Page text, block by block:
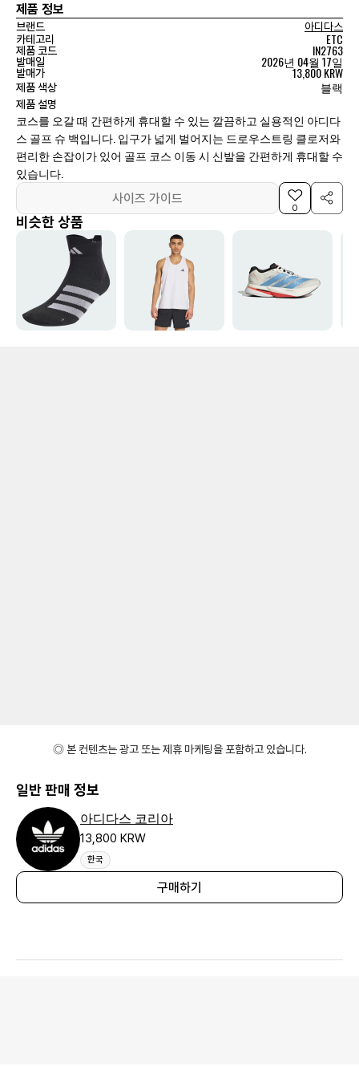
제품 정보
브랜드
아디다스
카테고리
ETC
제품 코드 IN2763
발매일 2026년 04월 17일
발매가 13,800 KRW
제품 색상 블랙
제품 설명
코스를 오갈 때 간편하게 휴대할 수 있는 깔끔하고 실용적인 아디다
스 골프 슈 백입니다. 입구가 넓게 벌어지는 드로우스트링 클로저와
편리한 손잡이가 있어 골프 코스 이동 시 신발을 간편하게 휴대할 수
있습니다.
사이즈 가이드
0
비슷한 상품
◎ 본 컨텐츠는 광고 또는 제휴 마케팅을 포함하고 있습니다.
일반 판매 정보
아디다스 코리아
13,800 KRW
한국
구매하기